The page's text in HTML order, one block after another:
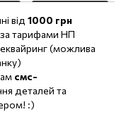
від 1000 грн
тарифами НП
(можлива
смс-
деталей та
:)